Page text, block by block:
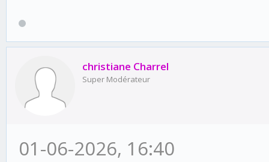
christiane Charrel
Super Modérateur
01-06-2026, 16:40